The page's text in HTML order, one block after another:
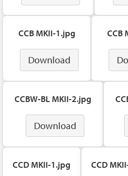
CCB MKII-1.jpg
Download
CCB
CCBW-BL MKII-2.jpg
Download
CCD MKII-1.jpg CCD